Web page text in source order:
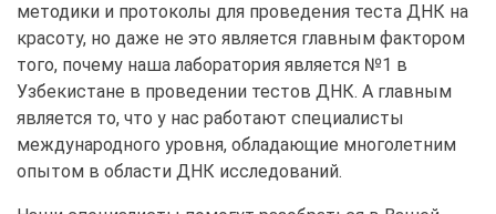
методики и протоколы для проведения теста ДНК на
красоту, но даже не это является главным фактором
того, почему наша лаборатория является №1 в
Узбекистане в проведении тестов ДНК. А главным
является то, что у нас работают специалисты
международного уровня, обладающие многолетним
опытом в области ДНК исследований.